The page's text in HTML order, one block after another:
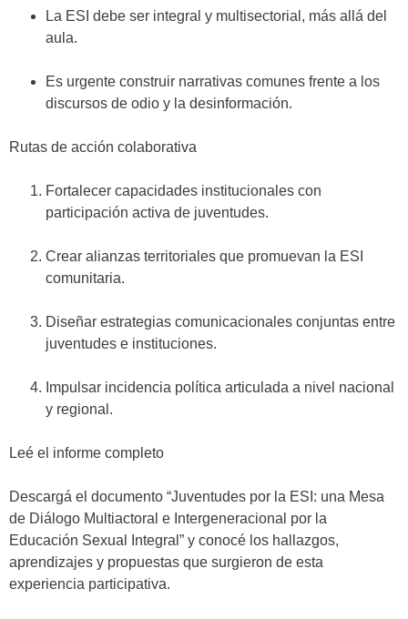
La ESI debe ser integral y multisectorial , más allá del
aula.
Es urgente construir narrativas comunes frente a los
discursos de odio y la desinformación.
Rutas de acción colaborativa
Fortalecer capacidades institucionales con
participación activa de juventudes.
Crear alianzas territoriales que promuevan la ESI
comunitaria.
Diseñar estrategias comunicacionales conjuntas entre
juventudes e instituciones.
Impulsar incidencia política articulada a nivel nacional
y regional.
Leé el informe completo
Descargá el documento “Juventudes por la ESI: una Mesa
de Diálogo Multiactoral e Intergeneracional por la
Educación Sexual Integral” y conocé los hallazgos,
aprendizajes y propuestas que surgieron de esta
experiencia participativa.